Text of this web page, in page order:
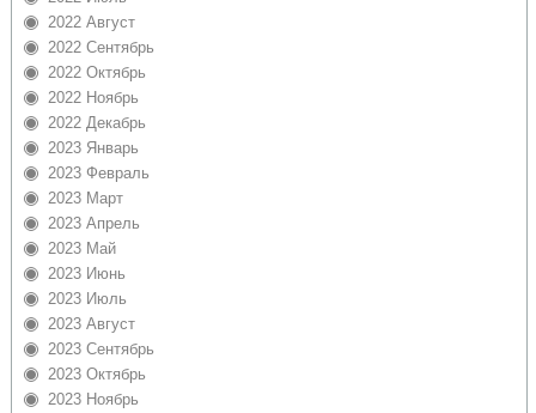
2022 Август
2022 Сентябрь
2022 Октябрь
2022 Ноябрь
2022 Декабрь
2023 Январь
2023 Февраль
2023 Март
2023 Апрель
2023 Май
2023 Июнь
2023 Июль
2023 Август
2023 Сентябрь
2023 Октябрь
2023 Ноябрь